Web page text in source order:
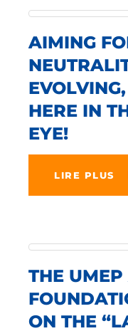
AIMING
HERE IN
EYE!
LIRE PLUS
THE
ON THE